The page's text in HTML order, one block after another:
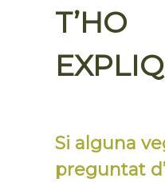
T’HO
Si alguna
preguntat